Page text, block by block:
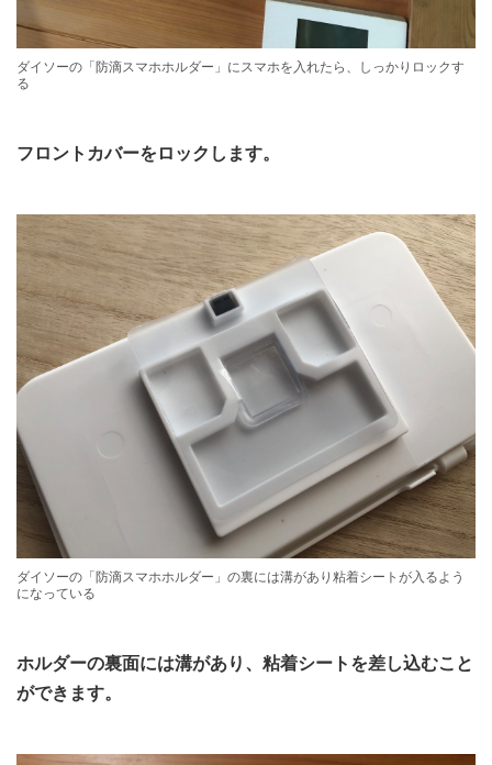
ダイソーの「防滴スマホホルダー」にスマホを入れたら、しっかりロックす
る
フロントカバーをロックします。
ダイソーの「防滴スマホホルダー」の裏には溝があり粘着シートが入るよう
になっている
ホルダーの裏面には溝があり、粘着シートを差し込むこと
ができます。